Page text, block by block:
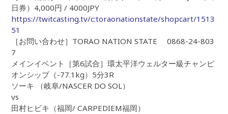
日券）4,000円 / 4000JPY
https://twitcasting.tv/c:toraonationstate/shopcart/1513
51
［お問い合わせ］TORAO NATION STATE 0868-24-803
7
メインイベント［第6試合］環太平洋ウェルター級チャンピ
オンシップ（-77.1kg）5分3R
ソーキ （岐阜/NASCER DO SOL）
vs
田村ヒビキ（福岡/ CARPEDIEM福岡）